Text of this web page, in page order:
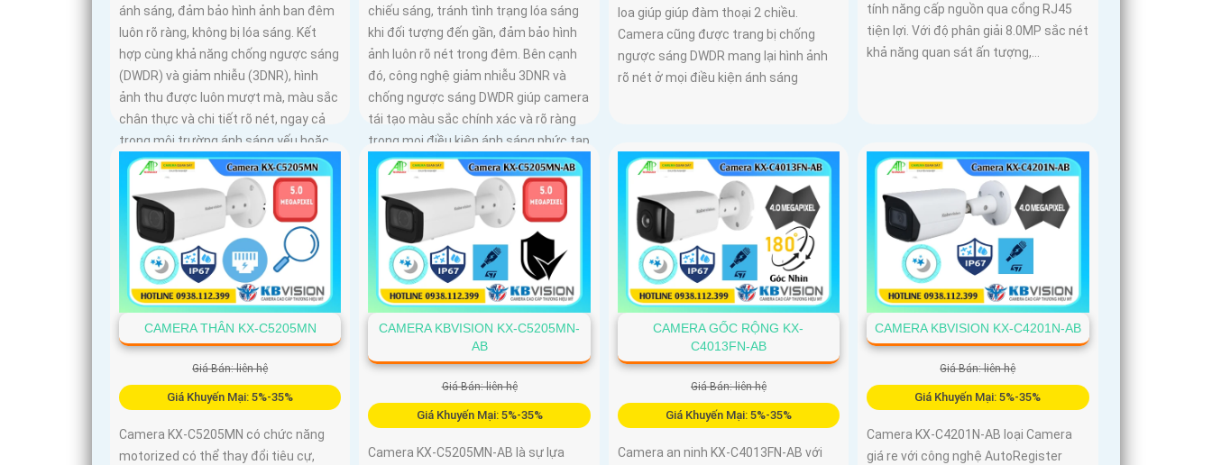
ánh sáng, đảm bảo hình ảnh ban đêm
luôn rõ ràng, không bị lóa sáng. Kết
hợp cùng khả năng chống ngược sáng
(DWDR) và giảm nhiễu (3DNR), hình
ảnh thu được luôn mượt mà, màu sắc
chân thực và chi tiết rõ nét, ngay cả
trong môi trường ánh sáng yếu hoặc
ánh sáng phức tạp như ngược sáng
chiếu sáng, tránh tình trạng lóa sáng
khi đối tượng đến gần, đảm bảo hình
ảnh luôn rõ nét trong đêm. Bên cạnh
đó, công nghệ giảm nhiễu 3DNR và
chống ngược sáng DWDR giúp camera
tái tạo màu sắc chính xác và rõ ràng
trong mọi điều kiện ánh sáng phức tạp
như ngược sáng mạnh hay thiếu sáng
loa giúp giúp đàm thoại 2 chiều.
Camera cũng được trang bị chống
ngược sáng DWDR mang lại hình ảnh
rõ nét ở mọi điều kiện ánh sáng
tính năng cấp nguồn qua cổng RJ45
tiện lợi. Với độ phân giải 8.0MP sắc nét
khả năng quan sát ấn tượng,...
CAMERA THÂN KX-C5205MN
Giá Bán: liên hệ
Giá Khuyến Mại: 5%-35%
Camera KX-C5205MN có chức năng
motorized có thể thay đổi tiêu cự,
CAMERA KBVISION KX-C5205MN-
AB
Giá Bán: liên hệ
Giá Khuyến Mại: 5%-35%
Camera KX-C5205MN-AB là sự lựa
CAMERA GỐC RỘNG KX-
C4013FN-AB
Giá Bán: liên hệ
Giá Khuyến Mại: 5%-35%
Camera an ninh KX-C4013FN-AB với
CAMERA KBVISION KX-C4201N-AB
Giá Bán: liên hệ
Giá Khuyến Mại: 5%-35%
Camera KX-C4201N-AB loại Camera
giá re với công nghệ AutoRegister